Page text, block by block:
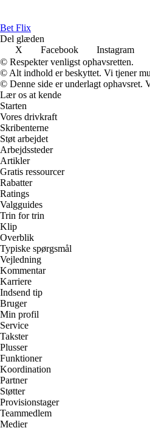
Bet Flix
Del glæden
X
Facebook Instagram
© Respekter venligst ophavsretten.
© Alt indhold er beskyttet. Vi tjener
© Denne side er underlagt ophavsret.
Lær os at kende
Starten
Vores drivkraft
Skribenterne
Støt arbejdet
Arbejdssteder
Artikler
Gratis ressourcer
Rabatter
Ratings
Valgguides
Trin for trin
Klip
Overblik
Typiske spørgsmål
Vejledning
Kommentar
Karriere
Indsend tip
Bruger
Min profil
Service
Takster
Plusser
Funktioner
Koordination
Partner
Støtter
Provisionstager
Teammedlem
Medier